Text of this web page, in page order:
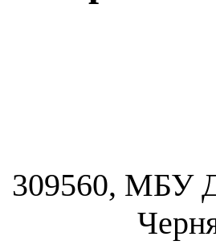
309560, МБУ